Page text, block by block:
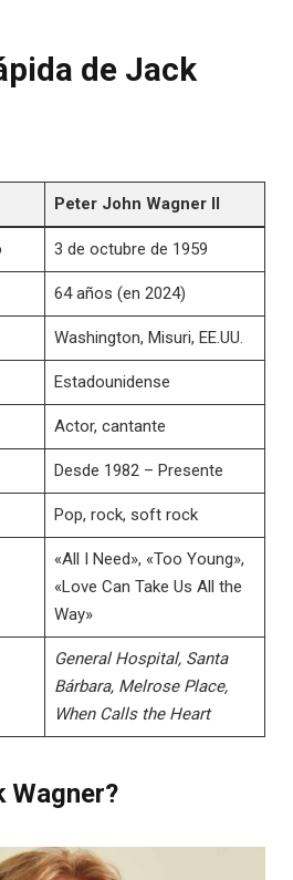
de Jack
Peter John Wagner II
3 de octubre de 1959
64 años (en 2024)
Washington, Misuri, EE.UU.
Estadounidense
Actor, cantante
Desde 1982 – Presente
Pop, rock, soft rock
«All I Need», «Too Young»,
«Love Can Take Us All the
Way»
General Hospital, Santa
Bárbara, Melrose Place,
When Calls the Heart
Wagner?